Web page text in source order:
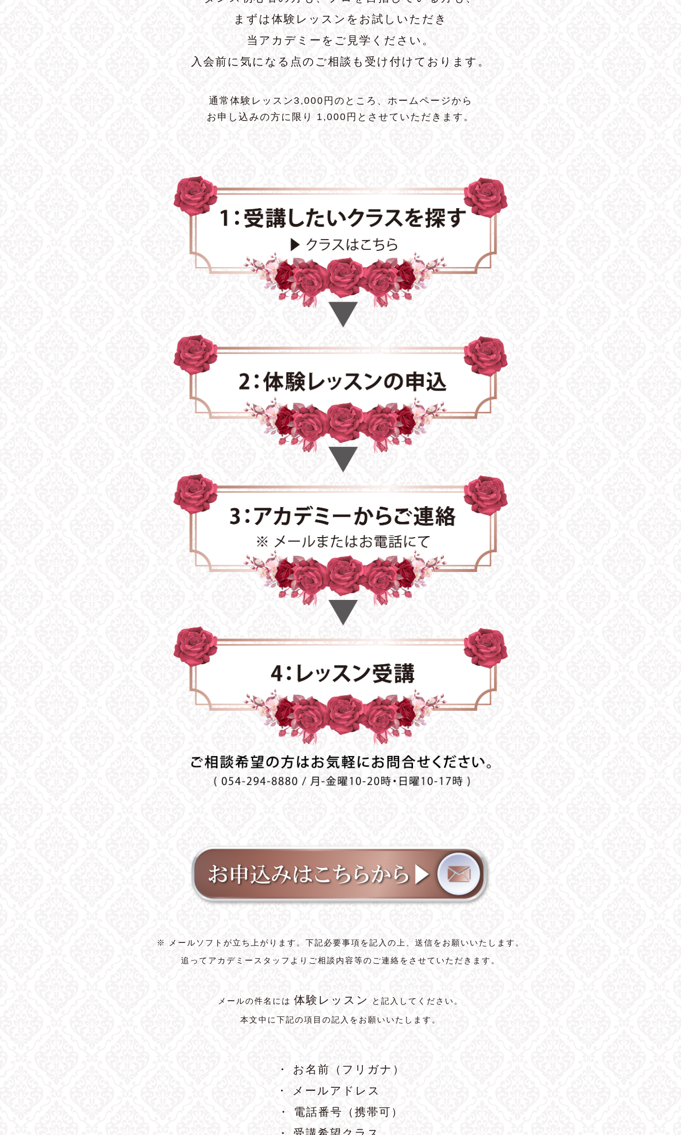
まずは体験レッスンをお試しいただき
当アカデミーをご見学ください。
入会前に気になる点のご相談も受け付けております。
通常体験レッスン3,000円のところ、ホームページから
お申し込みの方に限り 1,000円とさせていただきます。
※ メールソフトが立ち上がります。下記必要事項を記入の上、送信をお願いいたします。
追ってアカデミースタッフよりご相談内容等のご連絡をさせていただきます。
メールの件名には 体験レッスン と記入してください。
本文中に下記の項目の記入をお願いいたします。
・ お名前（フリガナ）
・ メールアドレス
・ 電話番号（携帯可）